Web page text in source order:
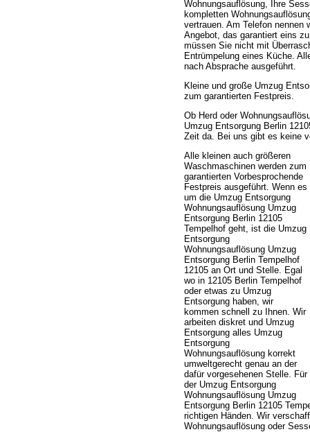
Wohnungsauflösung, Ihre
kompletten
vertrauen. Am Telefon nennen
Angebot, das garantiert eins
müssen Sie nicht mit
Entrümpelung eines Küche.
nach Absprache ausgeführt.
Kleine und große Umzug
zum garantierten Festpreis.
Ob Herd oder
Umzug Entsorgung Berlin
Zeit da. Bei uns gibt es keine
Alle kleinen auch größeren
Waschmaschinen werden zum
garantierten Vorbesprochende
Festpreis ausgeführt. Wenn es
um die Umzug Entsorgung
Wohnungsauflösung Umzug
Entsorgung Berlin 12105
Tempelhof geht, ist die Umzug
Entsorgung
Wohnungsauflösung Umzug
Entsorgung Berlin Tempelhof
12105 an Ort und Stelle. Egal
wo in 12105 Berlin Tempelhof
oder etwas zu Umzug
Entsorgung haben, wir
kommen schnell zu Ihnen. Wir
arbeiten diskret und Umzug
Entsorgung alles Umzug
Entsorgung
Wohnungsauflösung korrekt
umweltgerecht genau an der
dafür vorgesehenen Stelle. Für
der Umzug Entsorgung
Wohnungsauflösung Umzug
Entsorgung Berlin 12105
richtigen Händen. Wir
Wohnungsauflösung oder